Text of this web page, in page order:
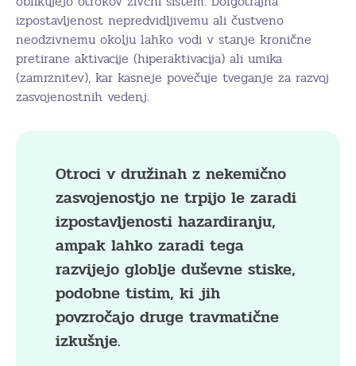
izpostavljenost nepredvidljivemu ali čustveno
neodzivnemu okolju lahko vodi v stanje kronične
pretirane aktivacije (hiperaktivacija) ali umika
(zamrznitev), kar kasneje povečuje tveganje za razvoj
zasvojenostnih vedenj.
Otroci v družinah z nekemično
zasvojenostjo ne trpijo le zaradi
izpostavljenosti hazardiranju,
ampak lahko zaradi tega
razvijejo globlje duševne stiske,
podobne tistim, ki jih
povzročajo druge travmatične
izkušnje.